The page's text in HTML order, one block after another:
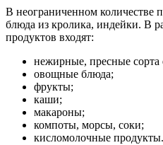
В неограниченном количестве
блюда из кролика, индейки. В
продуктов входят:
нежирные, пресные сорта
овощные блюда;
фрукты;
каши;
макароны;
компоты, морсы, соки;
кисломолочные продукты.